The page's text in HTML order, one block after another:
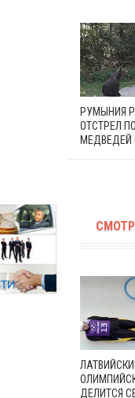
РУМЫНИЯ
ОТСТРЕЛ
МЕДВЕДЕЙ
ДЕЛИТСЯ